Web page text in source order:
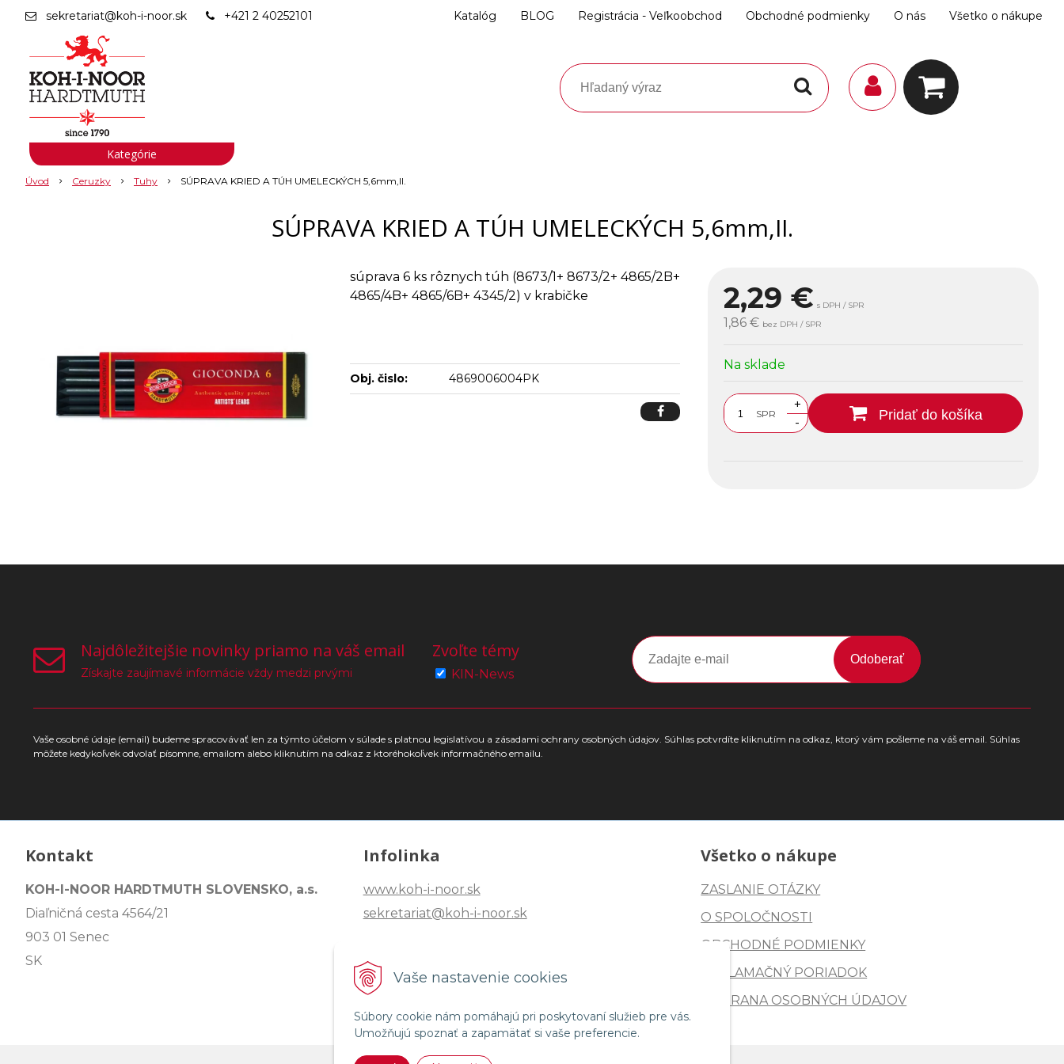
Vaše nastavenie cookies
Súbory cookie nám pomáhajú pri poskytovaní služieb pre vás.
Umožňujú spoznať a zapamätať si vaše preferencie.
sekretariat@koh-i-noor.sk +421 2 40252101 Katalóg BLOG Registrácia - Veľkoobchod Obchodné podmienky O nás Všetko o nákupe
Úvod Ceruzky Tuhy SÚPRAVA KRIED A TÚH UMELECKÝCH 5,6mm,II.
SÚPRAVA KRIED A TÚH UMELECKÝCH 5,6mm,II.
2,29 € s DPH / SPR
1,86 € bez DPH / SPR
Na sklade
SPR
+
-
Pridať do košíka
súprava 6 ks rôznych túh (8673/1+ 8673/2+ 4865/2B+
4865/4B+ 4865/6B+ 4345/2) v krabičke
Obj. čislo: 4869006004PK
Kategórie
Najdôležitejšie novinky priamo na váš email
Získajte zaujímavé informácie vždy medzi prvými
Zvoľte témy
KIN-News
Odoberať
Vaše osobné údaje (email) budeme spracovávať len za týmto účelom v súlade s platnou legislatívou a zásadami ochrany osobných údajov. Súhlas potvrdíte kliknutím na odkaz, ktorý vám pošleme na váš email. Súhlas
môžete kedykoľvek odvolať písomne, emailom alebo kliknutím na odkaz z ktoréhokoľvek informačného emailu.
Kontakt
KOH-I-NOOR HARDTMUTH SLOVENSKO, a.s.
Diaľničná cesta 4564/21
903 01 Senec
SK
Infolinka
www.koh-i-noor.sk
sekretariat@koh-i-noor.sk
Tel: +421 2 40252101
Fax: +421 2 44872870
Všetko o nákupe
ZASLANIE OTÁZKY
O SPOLOČNOSTI
OBCHODNÉ PODMIENKY
REKLAMAČNÝ PORIADOK
OCHRANA OSOBNÝCH ÚDAJOV